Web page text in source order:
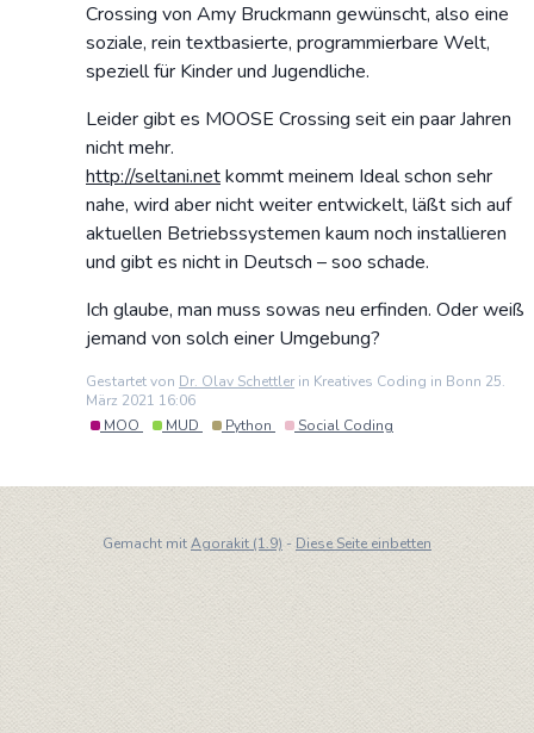
Crossing von Amy Bruckmann gewünscht, also eine
soziale, rein textbasierte, programmierbare Welt,
speziell für Kinder und Jugendliche.
Leider gibt es MOOSE Crossing seit ein paar Jahren
nicht mehr.
http://seltani.netkommt meinem Ideal schon sehr
nahe, wird aber nicht weiter entwickelt, läßt sich auf
aktuellen Betriebssystemen kaum noch installieren
und gibt es nicht in Deutsch – soo schade.
Ich glaube, man muss sowas neu erfinden. Oder weiß
jemand von solch einer Umgebung?
Gestartet von Dr. Olav Schettler in Kreatives Coding in Bonn 25.
März 2021 16:06
MOO
MUD Python Social Coding
Gemacht mitAgorakit (1.9) - Diese Seite einbetten